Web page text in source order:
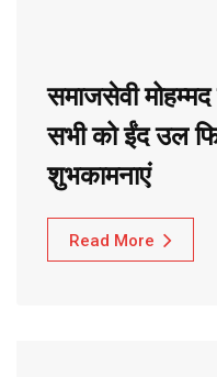
समाजसेवी
सभी को ईंद उल
शुभकामनाएं
Read More